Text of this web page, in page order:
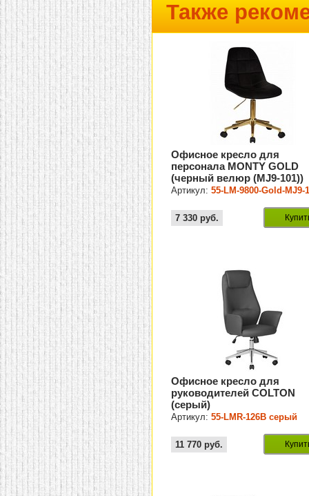
Также
Офисное кресло для
персонала MONTY GOLD
(черный велюр (MJ9-101))
Артикул:55-LM-9800-Gold-MJ9-
7 330 руб.
Офисное кресло для
руководителей COLTON
(серый)
Артикул:55-LMR-126B серый
11 770 руб.